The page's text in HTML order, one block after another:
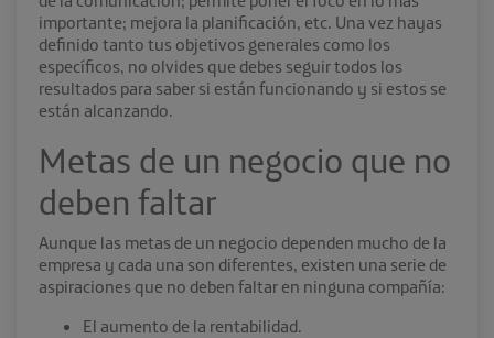
importante; mejora la planificación, etc. Una vez hayas
definido tanto tus objetivos generales como los
específicos, no olvides que debes seguir todos los
resultados para saber si están funcionando y si estos se
están alcanzando.
Metas de un negocio que no
deben faltar
Aunque las metas de un negocio dependen mucho de la
empresa y cada una son diferentes, existen una serie de
aspiraciones que no deben faltar en ninguna compañía:
El aumento de la rentabilidad.